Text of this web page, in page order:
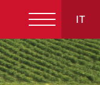
IT
Italiano